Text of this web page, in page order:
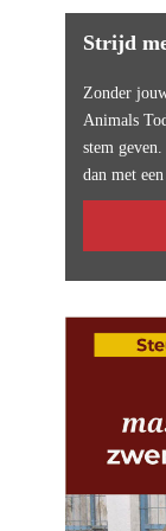
Strijd
Zonder
Animals
stem
dan met